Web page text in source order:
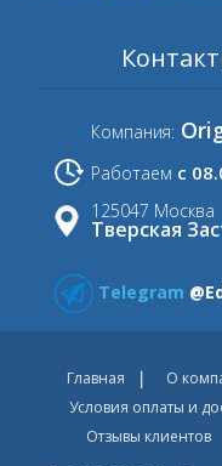
Компания:
Работаем с
125047 Москва
Тверская
Telegram
Главная О
Условия оплаты и
Отзывы клиентов